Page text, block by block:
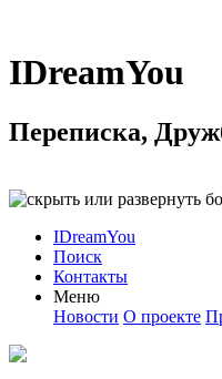
IDreamYou
Переписка,
IDreamYou
Поиск
Контакты
Меню
Новости О проекте